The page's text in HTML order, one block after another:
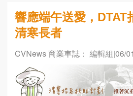
響應端午送愛，DTAT
清寒長者
CVNews 商業車誌： 編輯組|06/